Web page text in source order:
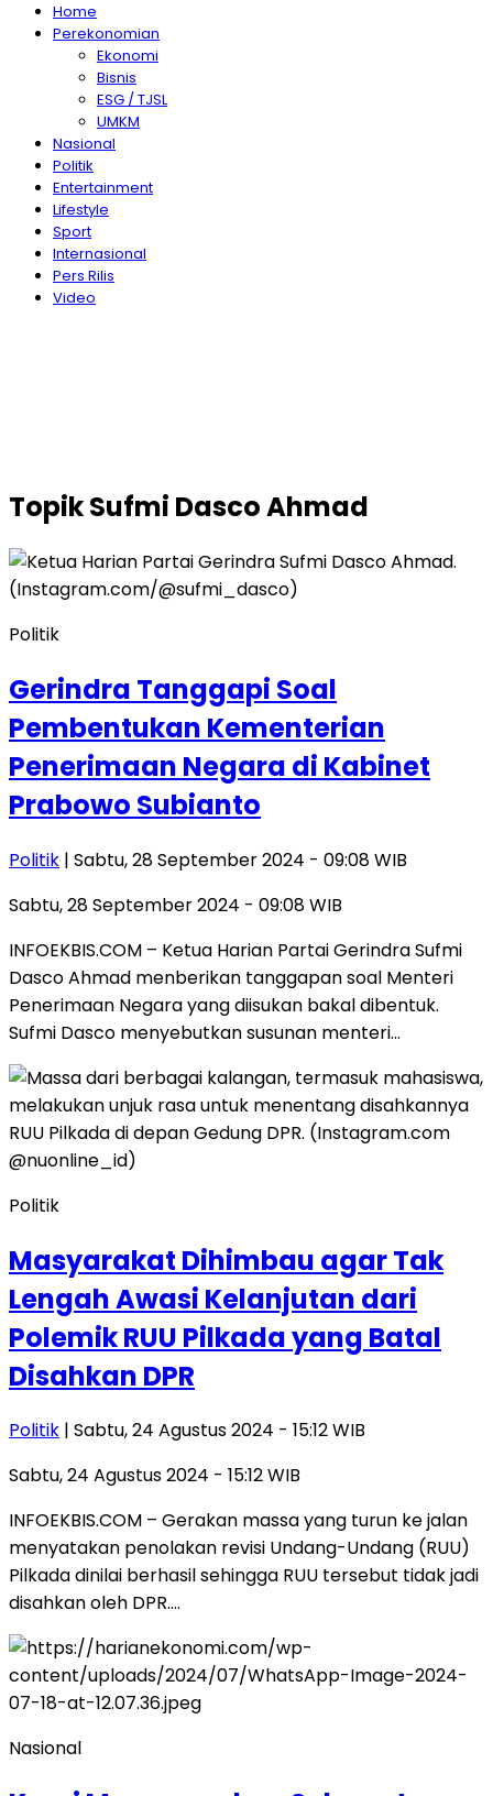
Home
Perekonomian
Ekonomi
Bisnis
ESG / TJSL
UMKM
Nasional
Politik
Entertainment
Lifestyle
Sport
Internasional
Pers Rilis
Video
TopikSufmi Dasco Ahmad
Politik
Gerindra Tanggapi Soal
Pembentukan Kementerian
Penerimaan Negara di Kabinet
Prabowo Subianto
Politik | Sabtu, 28 September 2024 - 09:08 WIB
Sabtu, 28 September 2024 - 09:08 WIB
INFOEKBIS.COM – Ketua Harian Partai Gerindra Sufmi
Dasco Ahmad menberikan tanggapan soal Menteri
Penerimaan Negara yang diisukan bakal dibentuk.
Sufmi Dasco menyebutkan susunan menteri…
Politik
Masyarakat Dihimbau agar Tak
Lengah Awasi Kelanjutan dari
Polemik RUU Pilkada yang Batal
Disahkan DPR
Politik | Sabtu, 24 Agustus 2024 - 15:12 WIB
Sabtu, 24 Agustus 2024 - 15:12 WIB
INFOEKBIS.COM – Gerakan massa yang turun ke jalan
menyatakan penolakan revisi Undang-Undang (RUU)
Pilkada dinilai berhasil sehingga RUU tersebut tidak jadi
disahkan oleh DPR….
Nasional